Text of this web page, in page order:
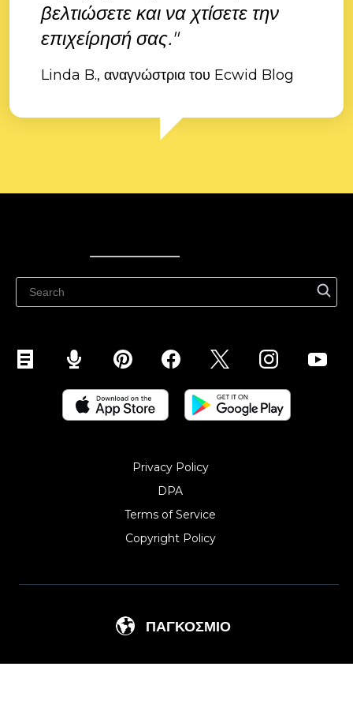
βελτιώσετε και να χτίσετε την
επιχείρησή σας."
Linda B., αναγνώστρια του Ecwid Blog
Privacy Policy
DPA
Terms of Service
Copyright Policy‎
ΠΑΓΚΌΣΜΙΟ